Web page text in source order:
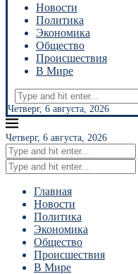
Новости
Политика
Экономика
Общество
Происшествия
В Мире
Четверг, 6 августа, 2026
Четверг, 6 августа, 2026
Главная
Новости
Политика
Экономика
Общество
Происшествия
В Мире